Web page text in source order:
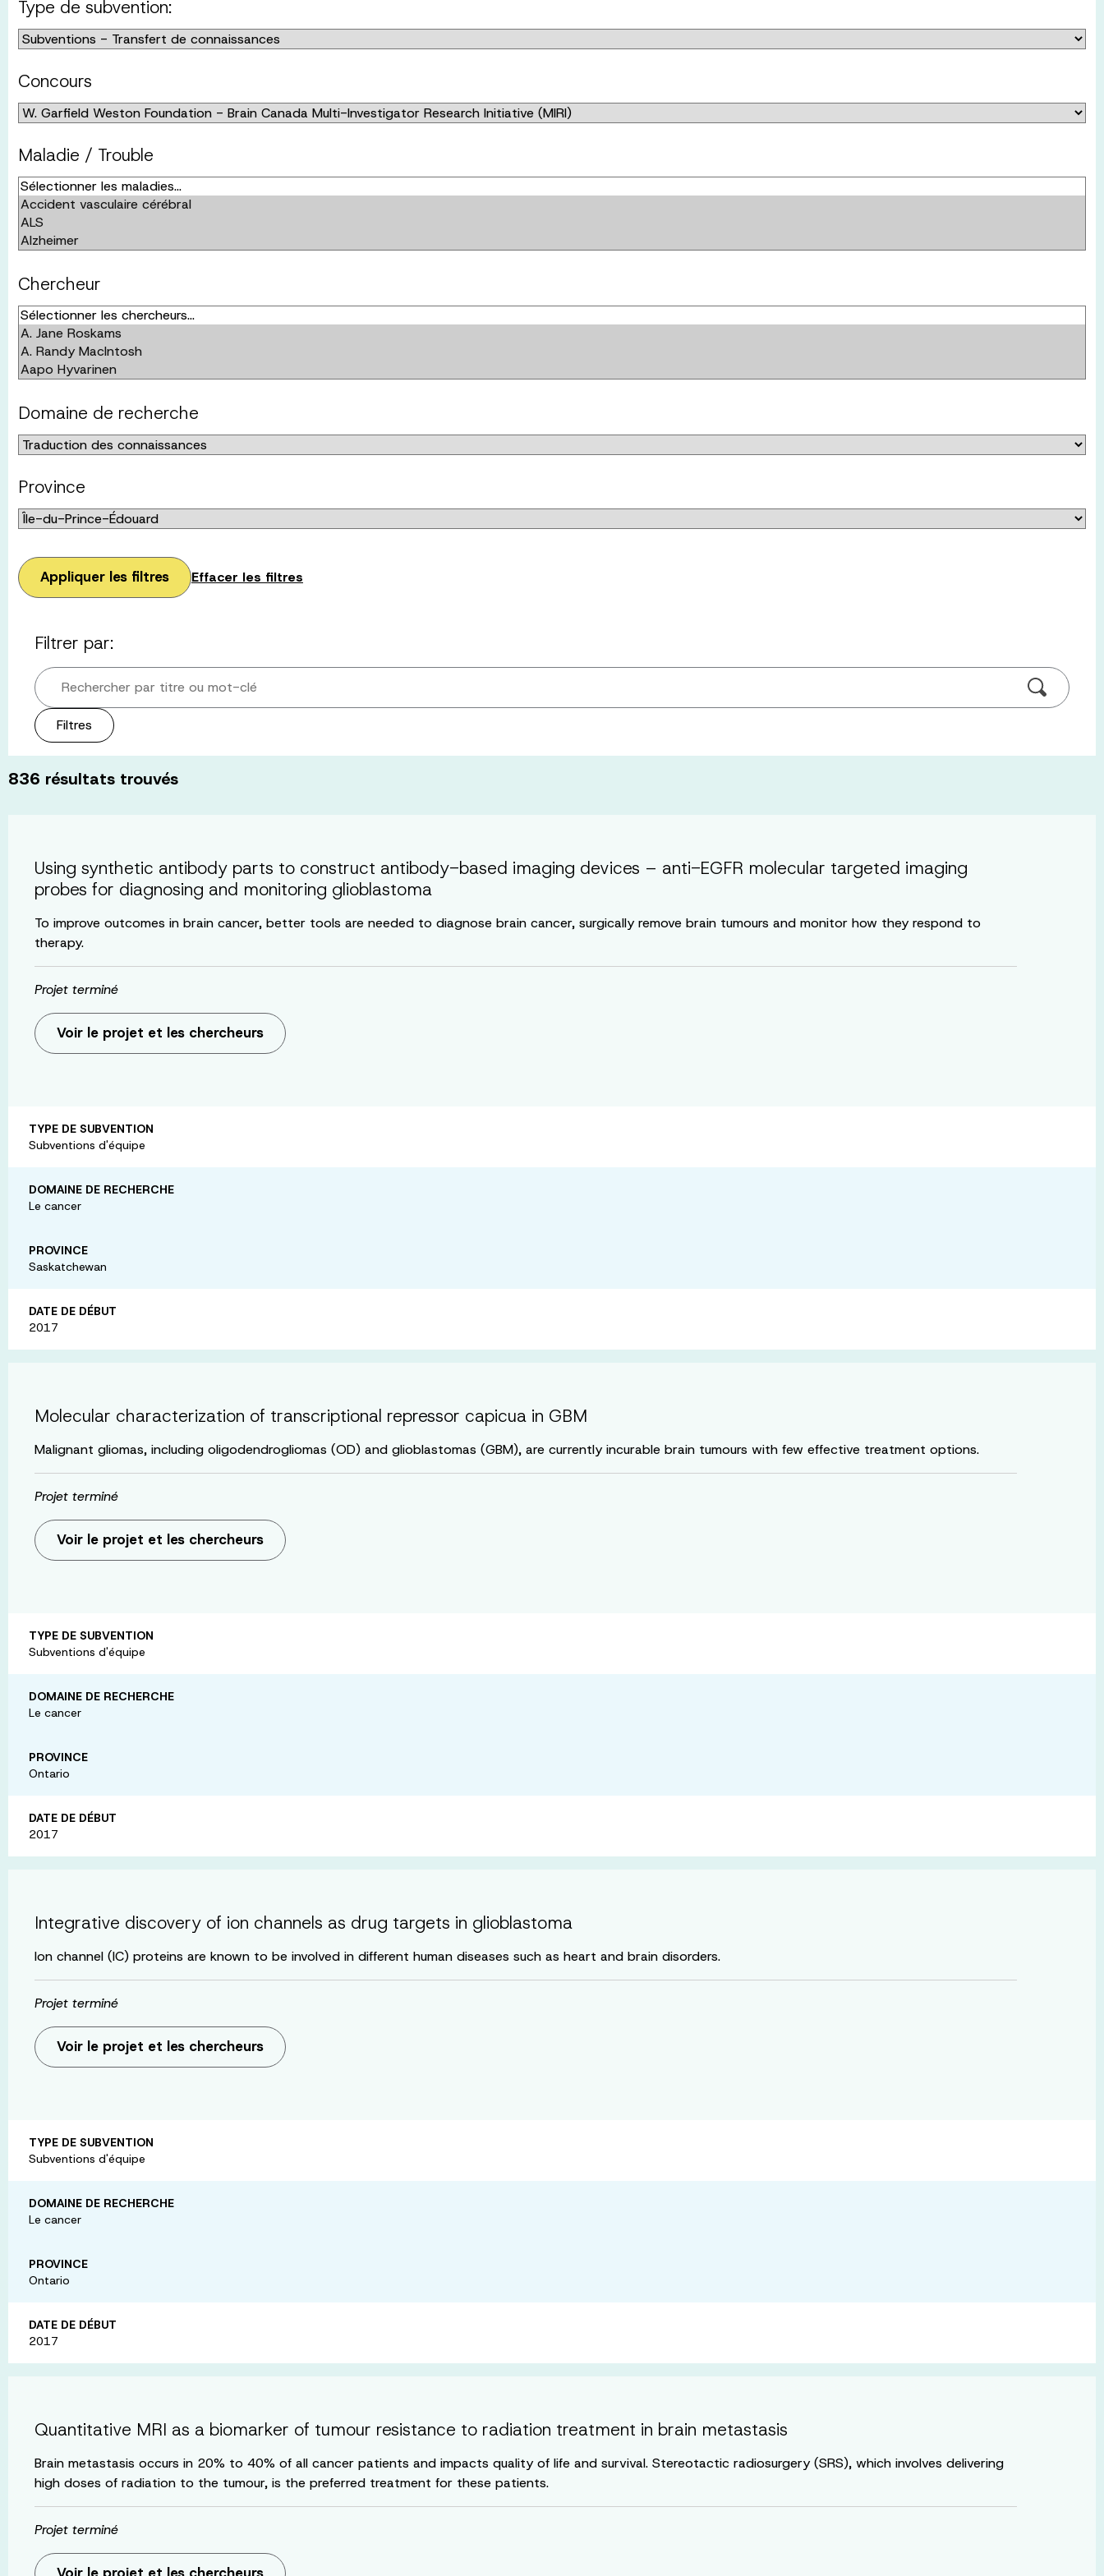
Type de subvention:
Concours
Maladie / Trouble
Chercheur
Domaine de recherche
Province
Appliquer les filtres Effacer les filtres
Filtrer par:
Rechercher par titre ou mot-clé
Filtres
836 résultats trouvés
Using synthetic antibody parts to construct antibody-based imaging devices – anti-EGFR molecular targeted imaging
probes for diagnosing and monitoring glioblastoma
To improve outcomes in brain cancer, better tools are needed to diagnose brain cancer, surgically remove brain tumours and monitor how they respond to
therapy.
Projet terminé
Voir le projet et les chercheurs
TYPE DE SUBVENTION
Subventions d'équipe
DOMAINE DE RECHERCHE
Le cancer
PROVINCE
Saskatchewan
DATE DE DÉBUT
2017
Molecular characterization of transcriptional repressor capicua in GBM
Malignant gliomas, including oligodendrogliomas (OD) and glioblastomas (GBM), are currently incurable brain tumours with few effective treatment options.
Projet terminé
Voir le projet et les chercheurs
TYPE DE SUBVENTION
Subventions d'équipe
DOMAINE DE RECHERCHE
Le cancer
PROVINCE
Ontario
DATE DE DÉBUT
2017
Integrative discovery of ion channels as drug targets in glioblastoma
Ion channel (IC) proteins are known to be involved in different human diseases such as heart and brain disorders.
Projet terminé
Voir le projet et les chercheurs
TYPE DE SUBVENTION
Subventions d'équipe
DOMAINE DE RECHERCHE
Le cancer
PROVINCE
Ontario
DATE DE DÉBUT
2017
Quantitative MRI as a biomarker of tumour resistance to radiation treatment in brain metastasis
Brain metastasis occurs in 20% to 40% of all cancer patients and impacts quality of life and survival. Stereotactic radiosurgery (SRS), which involves delivering
high doses of radiation to the tumour, is the preferred treatment for these patients.
Projet terminé